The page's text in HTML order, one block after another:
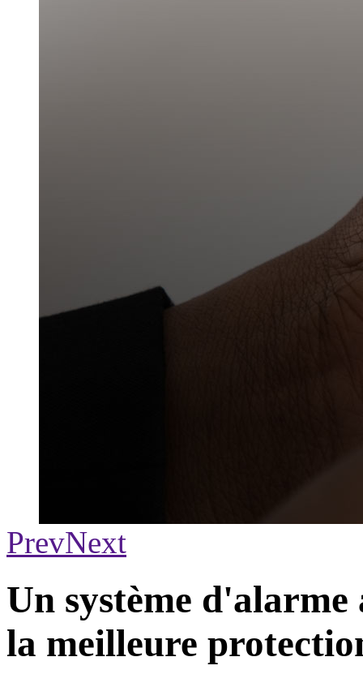
PrevNext
Un système d'alarme
la meilleure